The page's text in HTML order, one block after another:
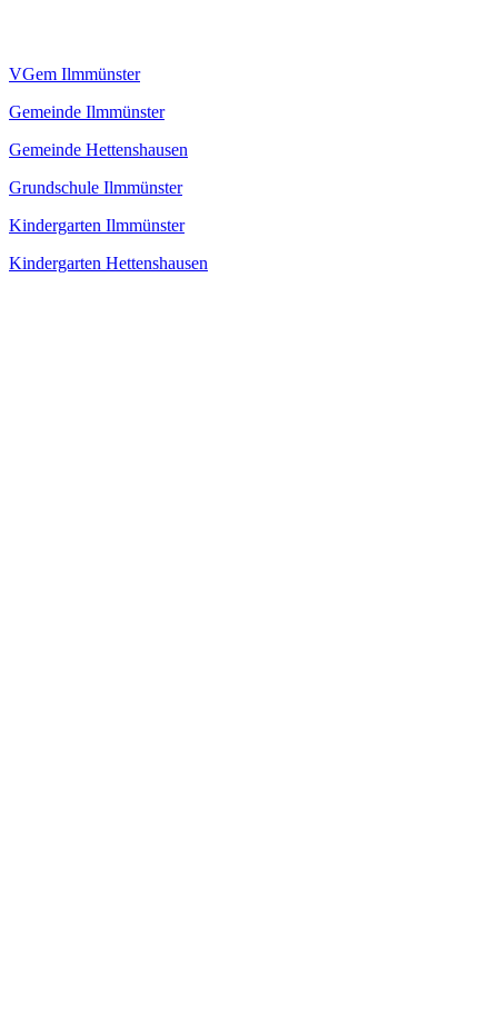
VGem Ilmmünster
Gemeinde Ilmmünster
Gemeinde Hettenshausen
Grundschule Ilmmünster
Kindergarten Ilmmünster
Kindergarten Hettenshausen